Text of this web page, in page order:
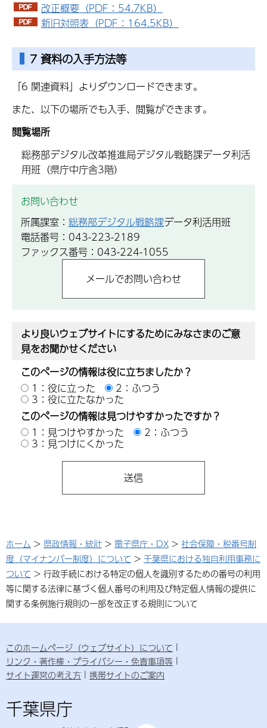
改正概要（PDF：54.7KB）
新旧対照表（PDF：164.5KB）
7 資料の入手方法等
「6 関連資料」よりダウンロードできます。
また、以下の場所でも入手、閲覧ができます。
閲覧場所
総務部デジタル改革推進局デジタル戦略課データ利活
用班（県庁中庁舎3階）
お問い合わせ
所属課室： 総務部デジタル戦略課データ利活用班
電話番号：043-223-2189
ファックス番号：043-224-1055
より良いウェブサイトにするためにみなさまのご意
見をお聞かせください
このページの情報は役に立ちましたか？
1：役に立った
2：ふつう
3：役に立たなかった
このページの情報は見つけやすかったですか？
1：見つけやすかった
2：ふつう
3：見つけにくかった
ホーム > 県政情報・統計 > 電子県庁・DX > 社会保障・税番号制
度（マイナンバー制度）について > 千葉県における独自利用事務に
ついて > 行政手続における特定の個人を識別するための番号の利用
等に関する法律に基づく個人番号の利用及び特定個人情報の提供に
関する条例施行規則の一部を改正する規則について
このホームページ（ウェブサイト）について
リンク・著作権・プライバシー・免責事項等
サイト運営の考え方
携帯サイトのご案内
千葉県庁